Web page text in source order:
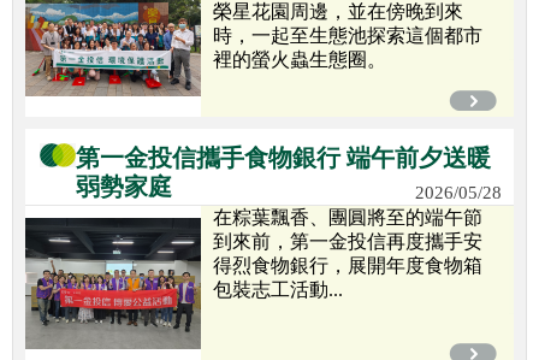
榮星花園周邊，並在傍晚到來
時，一起至生態池探索這個都市
裡的螢火蟲生態圈。
第一金投信攜手食物銀行 端午前夕送暖
弱勢家庭
2026/05/28
在粽葉飄香、團圓將至的端午節
到來前，第一金投信再度攜手安
得烈食物銀行，展開年度食物箱
包裝志工活動...